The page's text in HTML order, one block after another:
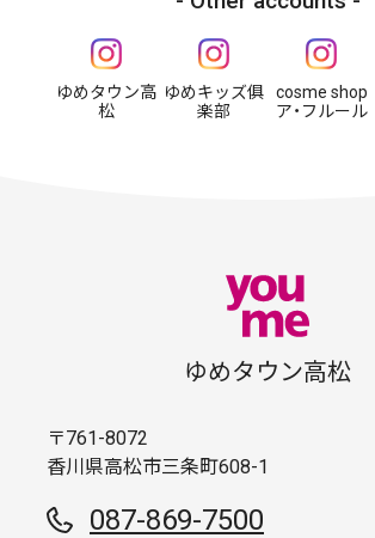
ゆめタウン高
松
ゆめキッズ俱
楽部
cosme shop
ア・フルール
ゆめタウン高松
〒761-8072
香川県高松市三条町608-1
087-869-7500